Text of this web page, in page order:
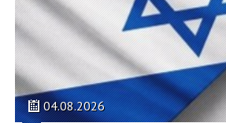
04.08.2026